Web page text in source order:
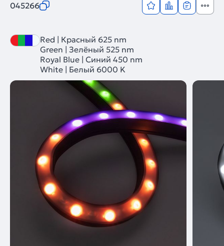
045266
Red | Красный 625 nm
Green | Зелёный 525 nm
Royal Blue | Синий 450 nm
White | Белый 6000 K